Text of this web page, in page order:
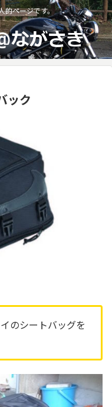
的ページです。
ック
のシートバッグを